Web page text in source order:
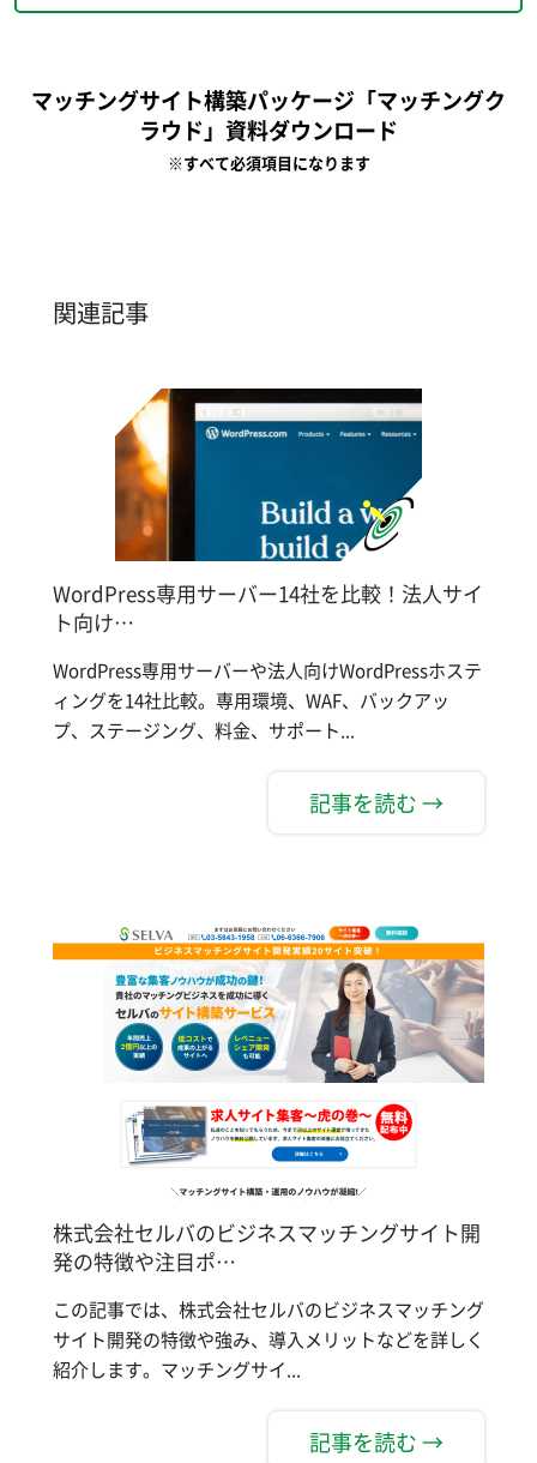
マッチングサイト構築パッケージ「マッチングク
ラウド」資料ダウンロード
※すべて必須項目になります
関連記事
WordPress専用サーバー14社を比較！法人サイ
ト向け…
WordPress専用サーバーや法人向けWordPressホステ
ィングを14社比較。専用環境、WAF、バックアッ
プ、ステージング、料金、サポート...
記事を読む →
株式会社セルバのビジネスマッチングサイト開
発の特徴や注目ポ…
この記事では、株式会社セルバのビジネスマッチング
サイト開発の特徴や強み、導入メリットなどを詳しく
紹介します。マッチングサイ...
記事を読む →